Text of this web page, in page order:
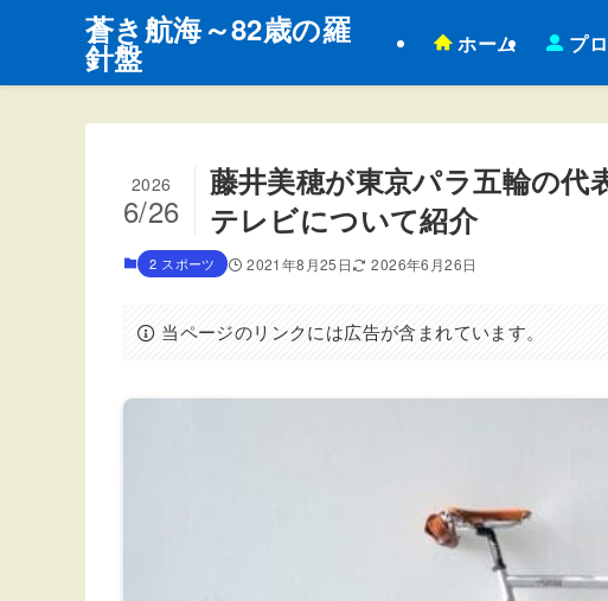
蒼き航海～82歳の羅
針盤 ホーム プ
藤井美穂が東京パラ五輪の代
テレビについて紹介
2026
6/26
2 スポーツ 2021年8月25日 2026年6月26日
当ページのリンクには広告が含まれています。